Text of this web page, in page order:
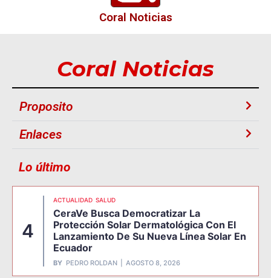
Coral Noticias
Coral Noticias
Proposito
Enlaces
Lo último
4
ACTUALIDAD SALUD
CeraVe Busca Democratizar La
Protección Solar Dermatológica Con El
Lanzamiento De Su Nueva Línea Solar En
Ecuador
BY PEDRO ROLDAN AGOSTO 8, 2026